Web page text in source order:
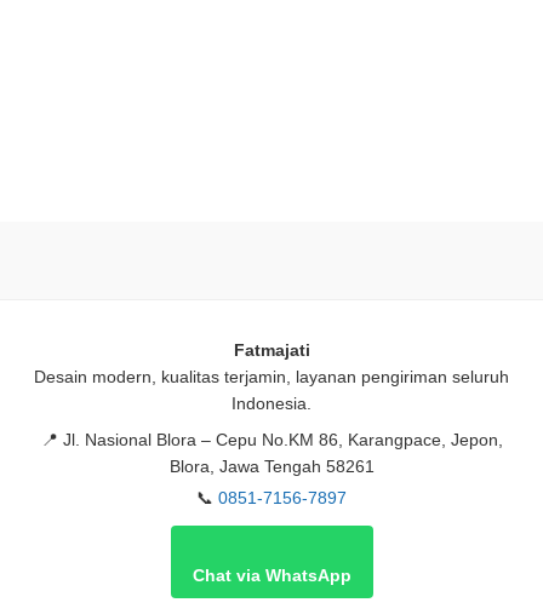
Fatmajati
Desain modern, kualitas terjamin, layanan pengiriman seluruh
Indonesia.
📍 Jl. Nasional Blora – Cepu No.KM 86, Karangpace, Jepon,
Blora, Jawa Tengah 58261
📞 0851-7156-7897
Chat via WhatsApp